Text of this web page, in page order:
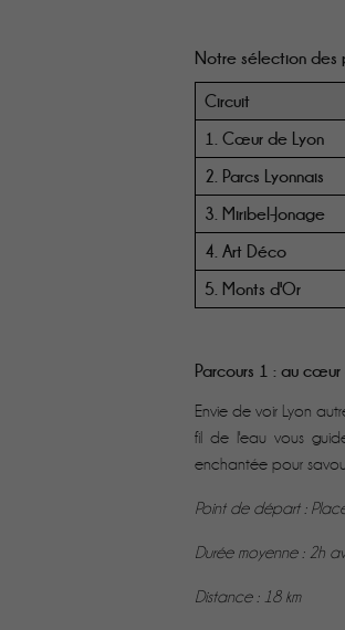
Notre sélection des
Circuit
1. Cœur de Lyon
2. Parcs Lyonnais
3. Miribel-Jonage
4. Art Déco
5. Monts d'Or
Parcours 1 : au cœur
Envie de voir Lyon
fil de l'eau vous
enchantée pour
Point de départ :
Durée moyenne : 2h
Distance : 18 km